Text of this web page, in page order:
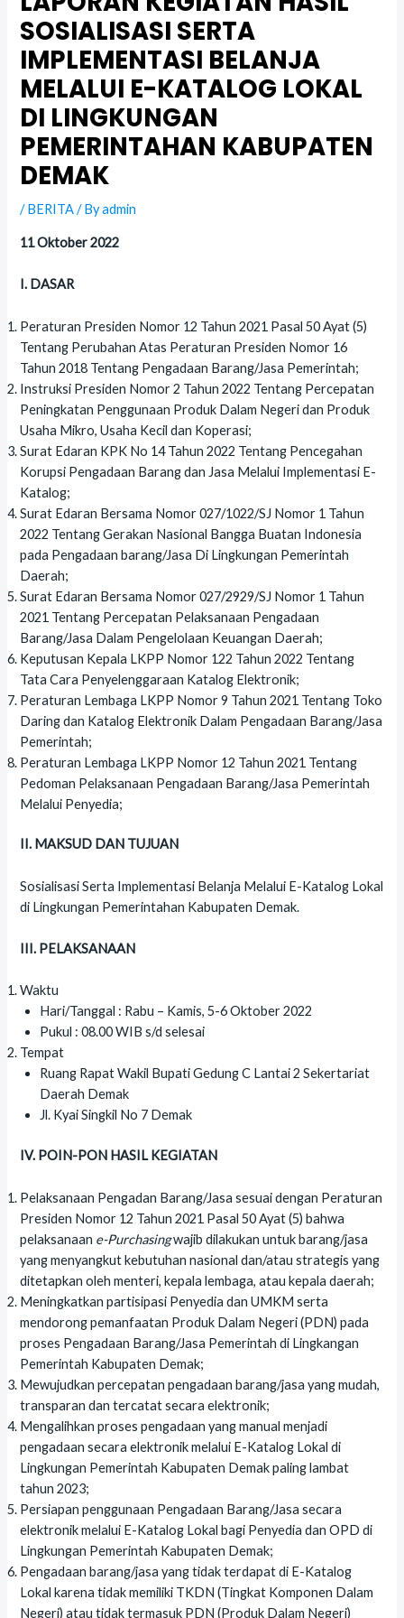
SOSIALISASI SERTA
IMPLEMENTASI BELANJA
MELALUI E-KATALOG LOKAL
DI LINGKUNGAN
PEMERINTAHAN KABUPATEN
DEMAK
/BERITA/ Byadmin
11 Oktober 2022
I. DASAR
Peraturan Presiden Nomor 12 Tahun 2021 Pasal 50 Ayat (5)
Tentang Perubahan Atas Peraturan Presiden Nomor 16
Tahun 2018 Tentang Pengadaan Barang/Jasa Pemerintah;
Instruksi Presiden Nomor 2 Tahun 2022 Tentang Percepatan
Peningkatan Penggunaan Produk Dalam Negeri dan Produk
Usaha Mikro, Usaha Kecil dan Koperasi;
Surat Edaran KPK No 14 Tahun 2022 Tentang Pencegahan
Korupsi Pengadaan Barang dan Jasa Melalui Implementasi E-
Katalog;
Surat Edaran Bersama Nomor 027/1022/SJ Nomor 1 Tahun
2022 Tentang Gerakan Nasional Bangga Buatan Indonesia
pada Pengadaan barang/Jasa Di Lingkungan Pemerintah
Daerah;
Surat Edaran Bersama Nomor 027/2929/SJ Nomor 1 Tahun
2021 Tentang Percepatan Pelaksanaan Pengadaan
Barang/Jasa Dalam Pengelolaan Keuangan Daerah;
Keputusan Kepala LKPP Nomor 122 Tahun 2022 Tentang
Tata Cara Penyelenggaraan Katalog Elektronik;
Peraturan Lembaga LKPP Nomor 9 Tahun 2021 Tentang Toko
Daring dan Katalog Elektronik Dalam Pengadaan Barang/Jasa
Pemerintah;
Peraturan Lembaga LKPP Nomor 12 Tahun 2021 Tentang
Pedoman Pelaksanaan Pengadaan Barang/Jasa Pemerintah
Melalui Penyedia;
II. MAKSUD DAN TUJUAN
Sosialisasi Serta Implementasi Belanja Melalui E-Katalog Lokal
di Lingkungan Pemerintahan Kabupaten Demak.
III. PELAKSANAAN
Waktu
Hari/Tanggal : Rabu – Kamis, 5-6 Oktober 2022
Pukul : 08.00 WIB s/d selesai
Tempat
Ruang Rapat Wakil Bupati Gedung C Lantai 2 Sekertariat
Daerah Demak
Jl. Kyai Singkil No 7 Demak
IV. POIN-PON HASIL KEGIATAN
Pelaksanaan Pengadan Barang/Jasa sesuai dengan Peraturan
Presiden Nomor 12 Tahun 2021 Pasal 50 Ayat (5) bahwa
pelaksanaan e-Purchasingwajib dilakukan untuk barang/jasa
yang menyangkut kebutuhan nasional dan/atau strategis yang
ditetapkan oleh menteri, kepala lembaga, atau kepala daerah;
Meningkatkan partisipasi Penyedia dan UMKM serta
mendorong pemanfaatan Produk Dalam Negeri (PDN) pada
proses Pengadaan Barang/Jasa Pemerintah di Lingkangan
Pemerintah Kabupaten Demak;
Mewujudkan percepatan pengadaan barang/jasa yang mudah,
transparan dan tercatat secara elektronik;
Mengalihkan proses pengadaan yang manual menjadi
pengadaan secara elektronik melalui E-Katalog Lokal di
Lingkungan Pemerintah Kabupaten Demak paling lambat
tahun 2023;
Persiapan penggunaan Pengadaan Barang/Jasa secara
elektronik melalui E-Katalog Lokal bagi Penyedia dan OPD di
Lingkungan Pemerintah Kabupaten Demak;
Pengadaan barang/jasa yang tidak terdapat di E-Katalog
Lokal karena tidak memiliki TKDN (Tingkat Komponen Dalam
Negeri) atau tidak termasuk PDN (Produk Dalam Negeri)